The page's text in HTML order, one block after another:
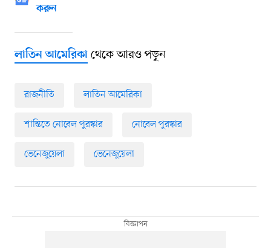
করুন
লাতিন আমেরিকাথেকে আরও পড়ুন
রাজনীতি লাতিন আমেরিকা
শান্তিতে নোবেল পুরস্কার নোবেল পুরস্কার
ভেনেজুয়েলা ভেনেজুয়েলা